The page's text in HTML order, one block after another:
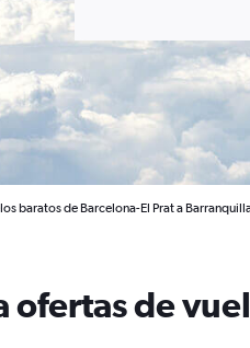
baratos de Barcelona-El Prat a
ofertas de